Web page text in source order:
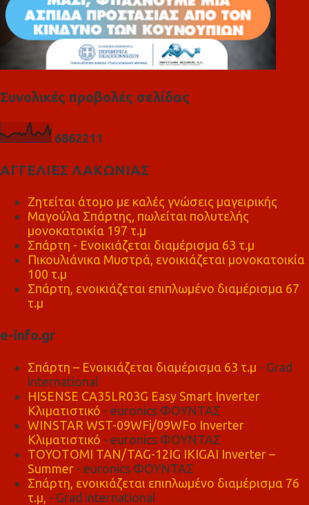
Συνολικές προβολές σελίδας
686221 1
ΑΓΓΕΛΙΕΣ ΛΑΚΩΝΙΑΣ
Ζητείται άτομο με καλές γνώσεις μαγειρικής
Μαγούλα Σπάρτης, πωλείται πολυτελής
μονοκατοικία 197 τ.μ
Σπάρτη - Ενοικιάζεται διαμέρισμα 63 τ.μ
Πικουλιάνικα Μυστρά, ενοικιάζεται μονοκατοικία
100 τ.μ
Σπάρτη, ενοικιάζεται επιπλωμένο διαμέρισμα 67
τ.μ
e-info.gr
Σπάρτη – Ενοικιάζεται διαμέρισμα 63 τ.μ - Grad
international
HISENSE CA35LR03G Easy Smart Inverter
Κλιματιστικό - euronics ΦΟΥΝΤΑΣ
WINSTAR WST-09WFi/09WFo Inverter
Κλιματιστικό - euronics ΦΟΥΝΤΑΣ
TOYOTOMI TAN/TAG-12IG IKIGAI Inverter –
Summer - euronics ΦΟΥΝΤΑΣ
Σπάρτη, ενοικιάζεται επιπλωμένο διαμέρισμα 76
τ.μ, - Grad international